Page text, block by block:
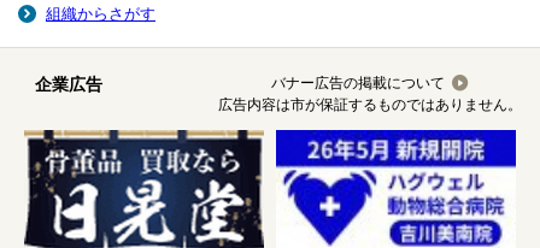
組織からさがす
企業広告
バナー広告の掲載について
広告内容は市が保証するものではありません。